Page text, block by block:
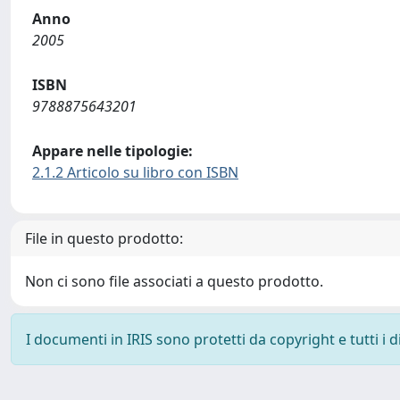
Anno
2005
ISBN
9788875643201
Appare nelle tipologie:
2.1.2 Articolo su libro con ISBN
File in questo prodotto:
Non ci sono file associati a questo prodotto.
I documenti in IRIS sono protetti da copyright e tutti i